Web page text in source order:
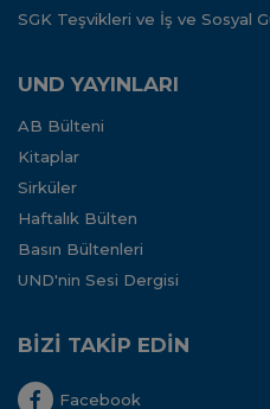
SGK Teşvikleri ve İş ve Sosyal
UND YAYINLARI
AB Bülteni
Kitaplar
Sirküler
Haftalık Bülten
Basın Bültenleri
UND'nin Sesi Dergisi
BİZİ TAKİP EDİN
Facebook